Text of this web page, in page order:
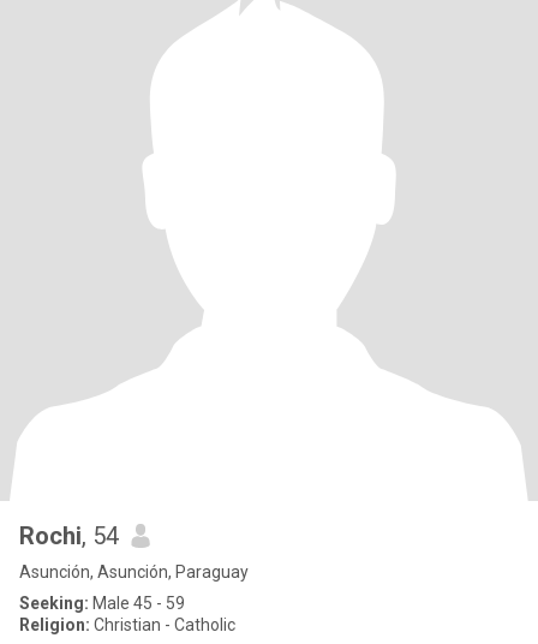
Rochi, 54
Asunción, Asunción, Paraguay
Seeking: Male 45 - 59
Religion: Christian - Catholic